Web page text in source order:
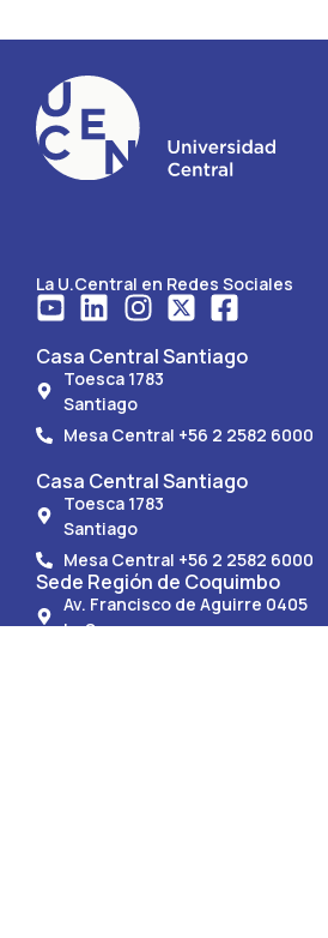
La U.Central en Redes Sociales
Casa Central Santiago
Toesca 1783
Santiago
Mesa Central +56 2 2582 6000
Casa Central Santiago
Toesca 1783
Santiago
Mesa Central +56 2 2582 6000
Sede Región de Coquimbo
Av. Francisco de Aguirre 0405
La Serena.